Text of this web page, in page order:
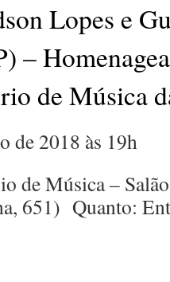
Lopes e
–
de Música
de 2018 às 19h
de Música –
651) Quanto: